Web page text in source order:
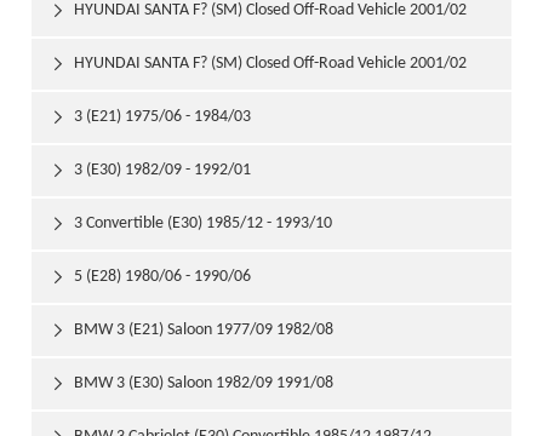
HYUNDAI SANTA F? (SM) Closed Off-Road Vehicle 2001/02

HYUNDAI SANTA F? (SM) Closed Off-Road Vehicle 2001/02

3 (E21) 1975/06 - 1984/03

3 (E30) 1982/09 - 1992/01

3 Convertible (E30) 1985/12 - 1993/10

5 (E28) 1980/06 - 1990/06

BMW 3 (E21) Saloon 1977/09 1982/08

BMW 3 (E30) Saloon 1982/09 1991/08
